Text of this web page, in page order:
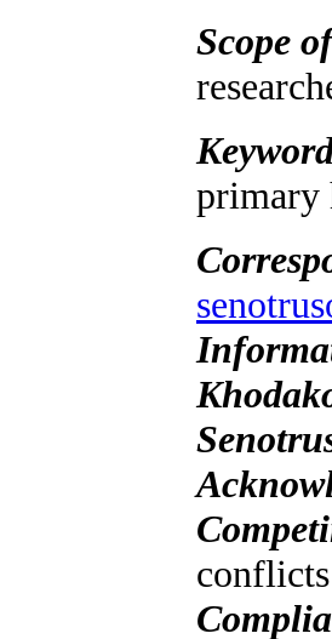
Scope
primary